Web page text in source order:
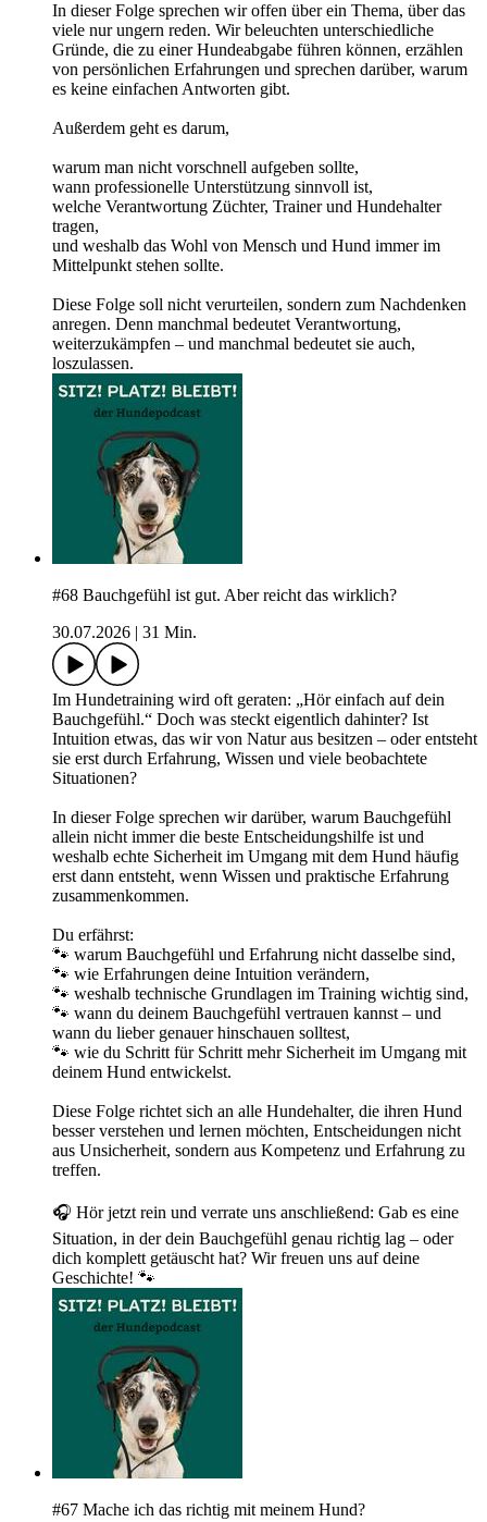
In dieser Folge sprechen wir offen über ein Thema, über das
viele nur ungern reden. Wir beleuchten unterschiedliche
Gründe, die zu einer Hundeabgabe führen können, erzählen
von persönlichen Erfahrungen und sprechen darüber, warum
es keine einfachen Antworten gibt.
Außerdem geht es darum,
warum man nicht vorschnell aufgeben sollte,
wann professionelle Unterstützung sinnvoll ist,
welche Verantwortung Züchter, Trainer und Hundehalter
tragen,
und weshalb das Wohl von Mensch und Hund immer im
Mittelpunkt stehen sollte.
Diese Folge soll nicht verurteilen, sondern zum Nachdenken
anregen. Denn manchmal bedeutet Verantwortung,
weiterzukämpfen – und manchmal bedeutet sie auch,
loszulassen.
#68 Bauchgefühl ist gut. Aber reicht das wirklich?
30.07.2026
31 Min.
Im Hundetraining wird oft geraten: „Hör einfach auf dein
Bauchgefühl.“ Doch was steckt eigentlich dahinter? Ist
Intuition etwas, das wir von Natur aus besitzen – oder entsteht
sie erst durch Erfahrung, Wissen und viele beobachtete
Situationen?
In dieser Folge sprechen wir darüber, warum Bauchgefühl
allein nicht immer die beste Entscheidungshilfe ist und
weshalb echte Sicherheit im Umgang mit dem Hund häufig
erst dann entsteht, wenn Wissen und praktische Erfahrung
zusammenkommen.
Du erfährst:
🐾 warum Bauchgefühl und Erfahrung nicht dasselbe sind,
🐾 wie Erfahrungen deine Intuition verändern,
🐾 weshalb technische Grundlagen im Training wichtig sind,
🐾 wann du deinem Bauchgefühl vertrauen kannst – und
wann du lieber genauer hinschauen solltest,
🐾 wie du Schritt für Schritt mehr Sicherheit im Umgang mit
deinem Hund entwickelst.
Diese Folge richtet sich an alle Hundehalter, die ihren Hund
besser verstehen und lernen möchten, Entscheidungen nicht
aus Unsicherheit, sondern aus Kompetenz und Erfahrung zu
treffen.
🎧 Hör jetzt rein und verrate uns anschließend: Gab es eine
Situation, in der dein Bauchgefühl genau richtig lag – oder
dich komplett getäuscht hat? Wir freuen uns auf deine
Geschichte! 🐾
#67 Mache ich das richtig mit meinem Hund?